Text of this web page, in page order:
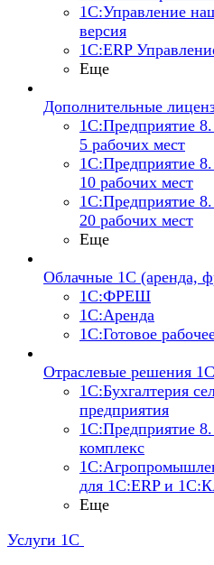
1С:Управление
версия
1С:ERP
Еще
Дополнительные
1С:Предприятие
5 рабочих мест
1С:Предприятие
10 рабочих мест
1С:Предприятие
20 рабочих мест
Еще
Облачные 1С (аренда,
1С:ФРЕШ
1С:Аренда
1С:Готовое
Отраслевые решения 1С
1С:Бухгалтерия
предприятия
1С:Предприятие
комплекс
для 1С:ERP и
Еще
Услуги 1С